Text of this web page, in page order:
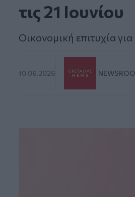
τις 21 Ιουνίου
Οικονομική επιτυχία
10.06.2026